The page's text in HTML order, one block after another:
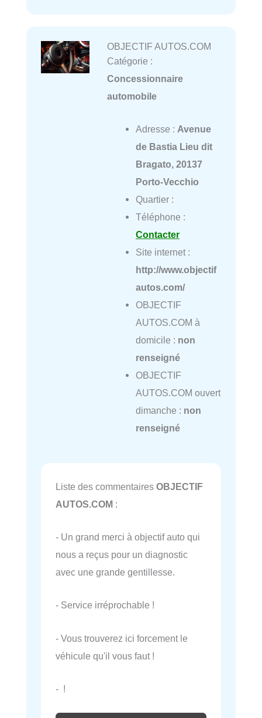
OBJECTIF AUTOS.COM
Catégorie :
Concessionnaire
automobile
Adresse : Avenue
de Bastia Lieu dit
Bragato, 20137
Porto-Vecchio
Quartier :
Téléphone :
Contacter
Site internet :
http://www.objectif
autos.com/
OBJECTIF
AUTOS.COM à
domicile : non
renseigné
OBJECTIF
AUTOS.COM ouvert
dimanche : non
renseigné
Liste des commentaires OBJECTIF
AUTOS.COM :
- Un grand merci à objectif auto qui
nous a reçus pour un diagnostic
avec une grande gentillesse.
- Service irréprochable !
- Vous trouverez ici forcement le
véhicule qu'il vous faut !
- !